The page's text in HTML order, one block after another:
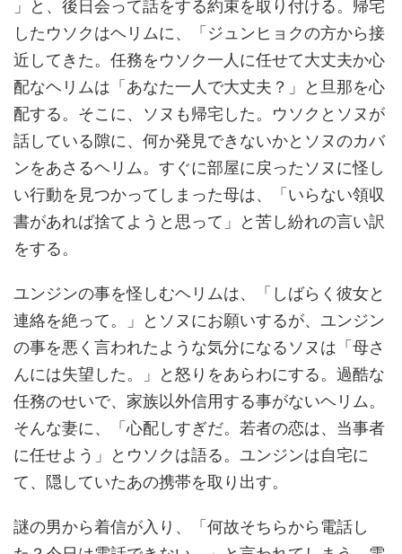
したウソクはヘリムに、「ジュンヒョクの方から接
近してきた。任務をウソク一人に任せて大丈夫か心
配なヘリムは「あなた一人で大丈夫？」と旦那を心
配する。そこに、ソヌも帰宅した。ウソクとソヌが
話している隙に、何か発見できないかとソヌのカバ
ンをあさるヘリム。すぐに部屋に戻ったソヌに怪し
い行動を見つかってしまった母は、「いらない領収
書があれば捨てようと思って」と苦し紛れの言い訳
をする。
ユンジンの事を怪しむヘリムは、「しばらく彼女と
連絡を絶って。」とソヌにお願いするが、ユンジン
の事を悪く言われたような気分になるソヌは「母さ
んには失望した。」と怒りをあらわにする。過酷な
任務のせいで、家族以外信用する事がないヘリム。
そんな妻に、「心配しすぎだ。若者の恋は、当事者
に任せよう」とウソクは語る。ユンジンは自宅に
て、隠していたあの携帯を取り出す。
謎の男から着信が入り、「何故そちらから電話し